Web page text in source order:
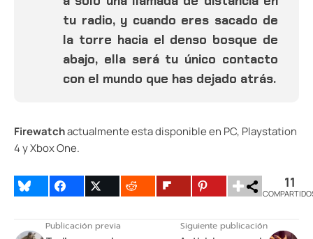
tu radio, y cuando eres sacado de
la torre hacia el denso bosque de
abajo, ella será tu único contacto
con el mundo que has dejado atrás.
Firewatchactualmente esta disponible en PC, Playstation
4 y Xbox One.
11
Publicación previa Siguiente publicación